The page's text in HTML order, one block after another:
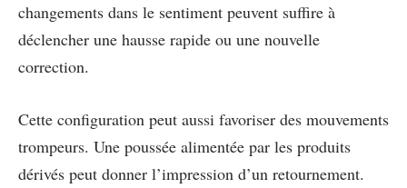
changements dans le sentiment peuvent suffire à
déclencher une hausse rapide ou une nouvelle
correction.
Cette configuration peut aussi favoriser des mouvements
trompeurs. Une poussée alimentée par les produits
dérivés peut donner l’impression d’un retournement.